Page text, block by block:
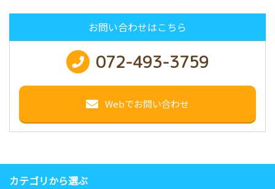
お問い合わせはこちら
072-493-3759
Webでお問い合わせ
カテゴリから選ぶ